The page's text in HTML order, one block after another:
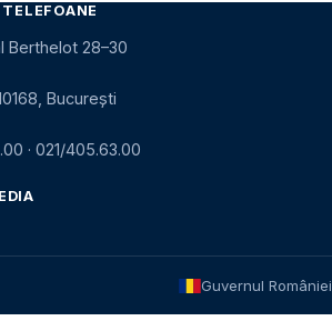
Berthelot 28–30
București
· 021/405.63.00
Guvernul României